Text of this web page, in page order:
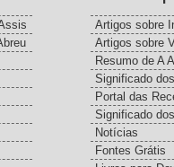
Artigos sobre
Artigos sobre
Resumo de A
Significado
Portal das
Significado
Notícias
Fontes Grátis